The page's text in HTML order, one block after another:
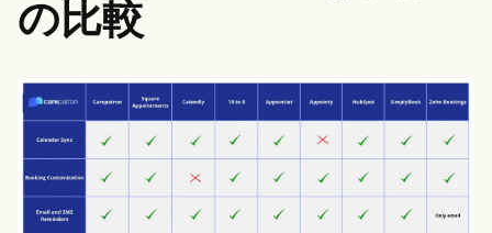
の比較